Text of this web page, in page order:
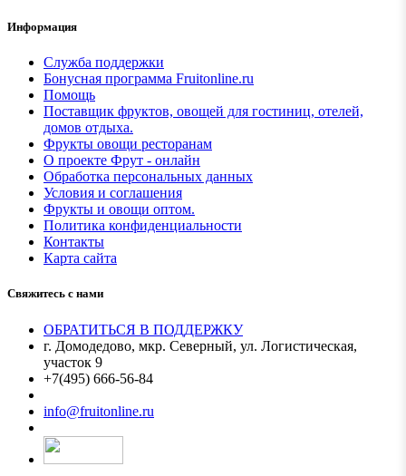
Информация
Служба поддержки
Бонусная программа Fruitonline.ru
Помощь
Поставщик фруктов, овощей для гостиниц, отелей,
домов отдыха.
Фрукты овощи ресторанам
О проекте Фрут - онлайн
Обработка персональных данных
Условия и соглашения
Фрукты и овощи оптом.
Политика конфиденциальности
Контакты
Карта сайта
Свяжитесь с нами
ОБРАТИТЬСЯ В ПОДДЕРЖКУ
г. Домодедово, мкр. Северный, ул. Логистическая,
участок 9
+7(495) 666-56-84
info@fruitonline.ru